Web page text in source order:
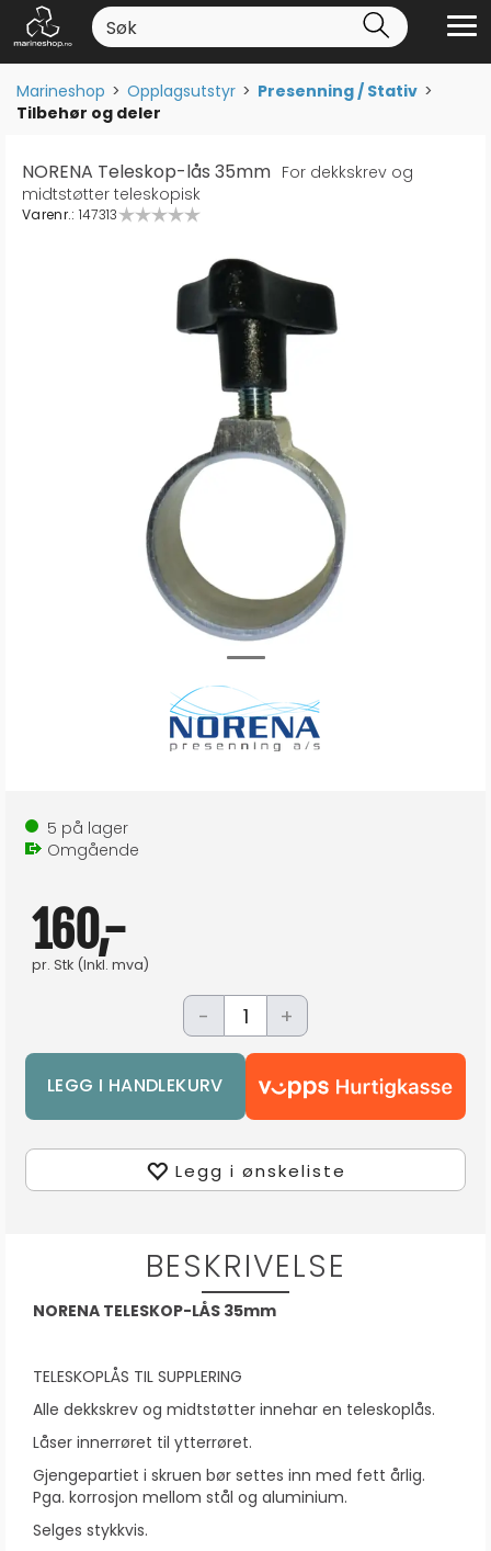
Marineshop>Opplagsutstyr>Presenning / Stativ>
Tilbehør og deler
NORENA Teleskop-lås 35mm For dekkskrev og
midtstøtter teleskopisk
Varenr.: 147313
5 på lager
Omgående
160,-
pr. Stk (Inkl. mva)
- +
Legg i ønskeliste
BESKRIVELSE
NORENA TELESKOP-LÅS 35mm
TELESKOPLÅS TIL SUPPLERING
Alle dekkskrev og midtstøtter innehar en teleskoplås.
Låser innerrøret til ytterrøret.
Gjengepartiet i skruen bør settes inn med fett årlig.
Pga. korrosjon mellom stål og aluminium.
Selges stykkvis.